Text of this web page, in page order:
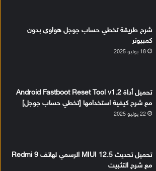
شرح طريقة تخطي حساب جوجل هواوي بدون
كمبيوتر
18 يوليو 2025
تحميل أداة Android Fastboot Reset Tool v1.2
مع شرح كيفية استخدامها [تخطي حساب جوجل]
22 يوليو 2025
تحميل تحديث MIUI 12.5 الرسمي لهاتف Redmi 9
مع شرح التثبيت